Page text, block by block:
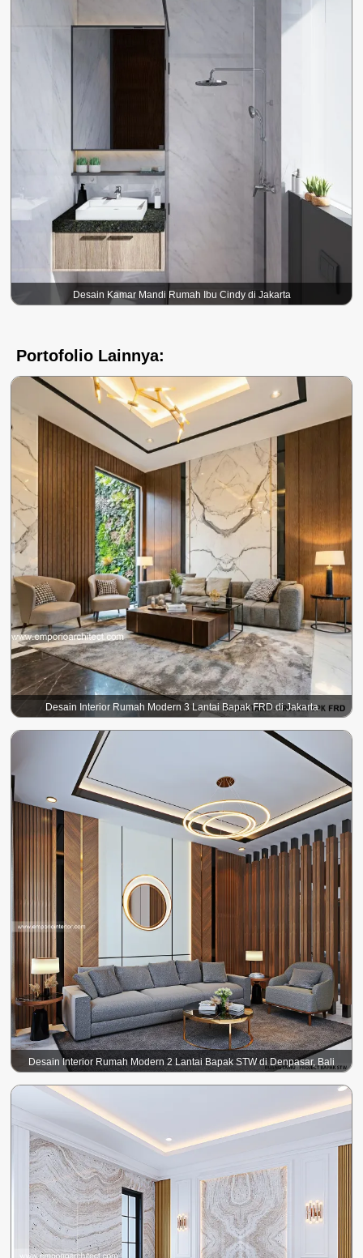
Desain Kamar Mandi Rumah Ibu Cindy di Jakarta
Portofolio Lainnya:
Desain Interior Rumah Modern 3 Lantai Bapak FRD di Jakarta
Desain Interior Rumah Modern 2 Lantai Bapak STW di Denpasar, Bali